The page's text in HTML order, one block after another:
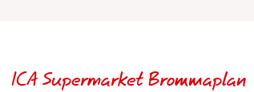
ICA Supermarket Brommaplan